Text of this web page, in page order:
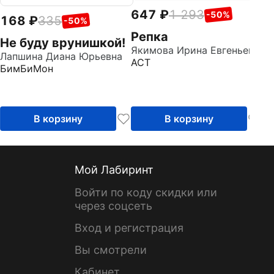
168 335 -50%
Не буду врунишкой!
Лапшина Диана Юрьевна
БимБиМон
В корзину
647 1 293 -50%
Репка
АСТ
В корзину
Мой Лабиринт
Войти по коду скидки или
через соцсеть
Вход и регистрация
Вы смотрели